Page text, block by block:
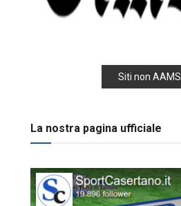
Siti non AAMS
La nostra pagina ufficiale